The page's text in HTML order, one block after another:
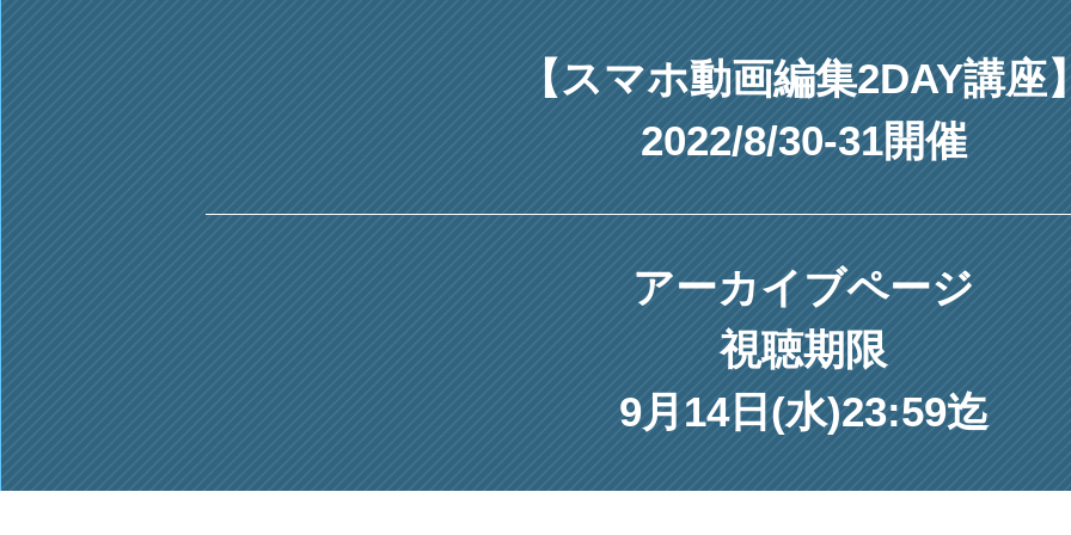
【スマホ動画編集2DAY講座
2022/8/30-31開催
アーカイブページ
視聴期限
9月14日(水)23:59迄